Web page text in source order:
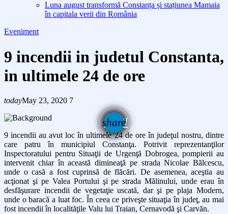
Luna august transformă Constanța și stațiunea Mamaia
în capitala verii din România
Eveniment
9 incendii in judetul Constanta,
in ultimele 24 de ore
todayMay 23, 2020 7
share
email
9 incendii au avut loc în ultimele 24 de ore în judeţul nostru, dintre
care patru în municipiul Constanţa. Potrivit reprezentanţilor
Inspectoratului pentru Situaţii de Urgenţă Dobrogea, pompierii au
intervenit chiar în această dimineaţă pe strada Nicolae Bălcescu,
unde o casă a fost cuprinsă de flăcări. De asemenea, aceştia au
acţionat şi pe Valea Portului şi pe strada Mălinului, unde erau în
desfăşurare incendii de vegetaţie uscată, dar şi pe plaja Modern,
unde o baracă a luat foc. În ceea ce priveşte situaţia în judeţ, au mai
fost incendii în localităţile Valu lui Traian, Cernavodă şi Carvăn.